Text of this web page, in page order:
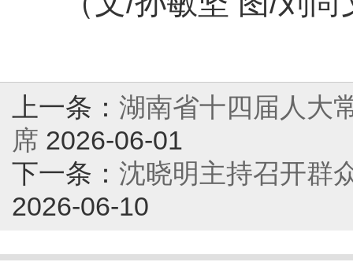
上一条： 湖南省十四届人大
席 2026-06-01
下一条： 沈晓明主持召开群
2026-06-10